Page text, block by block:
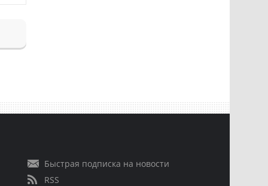
Быстрая подписка на новости
RSS